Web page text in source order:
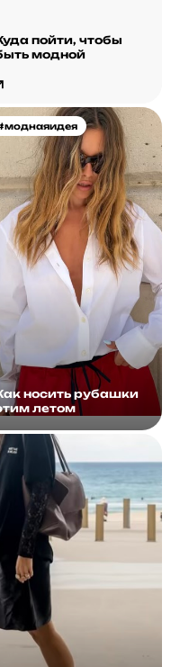
пойти, чтобы
модной
носить рубашки
летом